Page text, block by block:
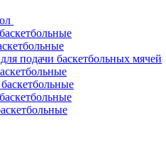
подачи баскетбольных мячей